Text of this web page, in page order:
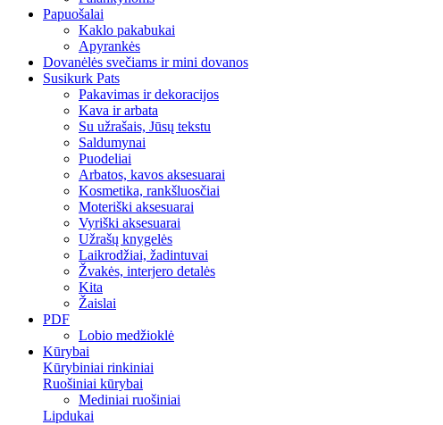
Papuošalai
Kaklo pakabukai
Apyrankės
Dovanėlės svečiams ir mini dovanos
Susikurk Pats
Pakavimas ir dekoracijos
Kava ir arbata
Su užrašais, Jūsų tekstu
Saldumynai
Puodeliai
Arbatos, kavos aksesuarai
Kosmetika, rankšluosčiai
Moteriški aksesuarai
Vyriški aksesuarai
Užrašų knygelės
Laikrodžiai, žadintuvai
Žvakės, interjero detalės
Kita
Žaislai
PDF
Lobio medžioklė
Kūrybai
Kūrybiniai rinkiniai
Ruošiniai kūrybai
Mediniai ruošiniai
Lipdukai